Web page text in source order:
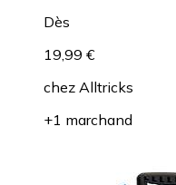
Dès
19,99 €
chez Alltricks
+1 marchand